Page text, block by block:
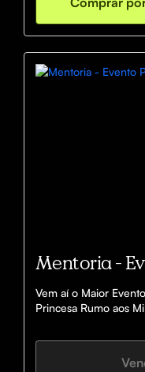
Mentoria -
Vem aí o Maior